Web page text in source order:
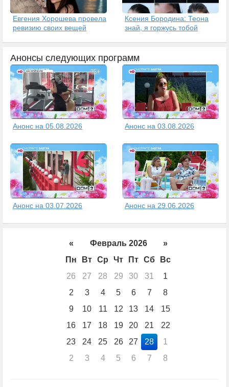
Евгения Хорошева провела
ревизию своих вещей
Ксения Бородина: Теона
знай, я горжусь тобой
Анонсы следующих программ
Анонс на 05.08.2026 Анонс на 03.08.2026
Анонс на 03.07.2026 Анонс на 29.06.2026
« Февраль 2026
»
Пн
Вт Ср Чт Пт Сб
Вс
26
27 28 29 30 31
1
2
3 4 5 6 7
8
9
10 11 12 13 14
15
16
17 18 19 20 21
22
23
24 25 26 27 28
1
2
3 4 5 6 7 8